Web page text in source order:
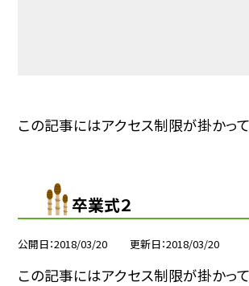
この記事にはアクセス制限が掛かっ
卒業式２
公開日 2018/03/20 更新日 2018/03/20
この記事にはアクセス制限が掛かっ